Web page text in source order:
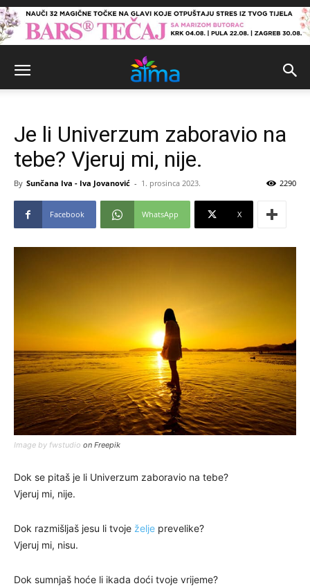
Je li Univerzum zaboravio na
tebe? Vjeruj mi, nije.
By Sunčana Iva - Iva Jovanović - 1. prosinca 2023. 2290
Facebook WhatsApp X
Image by fwstudio on Freepik
Dok se pitaš je li Univerzum zaboravio na tebe?
Vjeruj mi, nije.
Dok razmišljaš jesu li tvoje želje prevelike?
Vjeruj mi, nisu.
Dok sumnjaš hoće li ikada doći tvoje vrijeme?